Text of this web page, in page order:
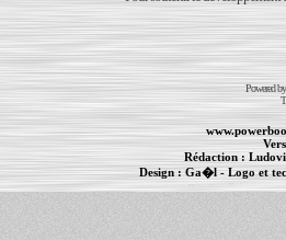
Powered
Rédaction :
Design : Ga�l- Logo et
Informations :